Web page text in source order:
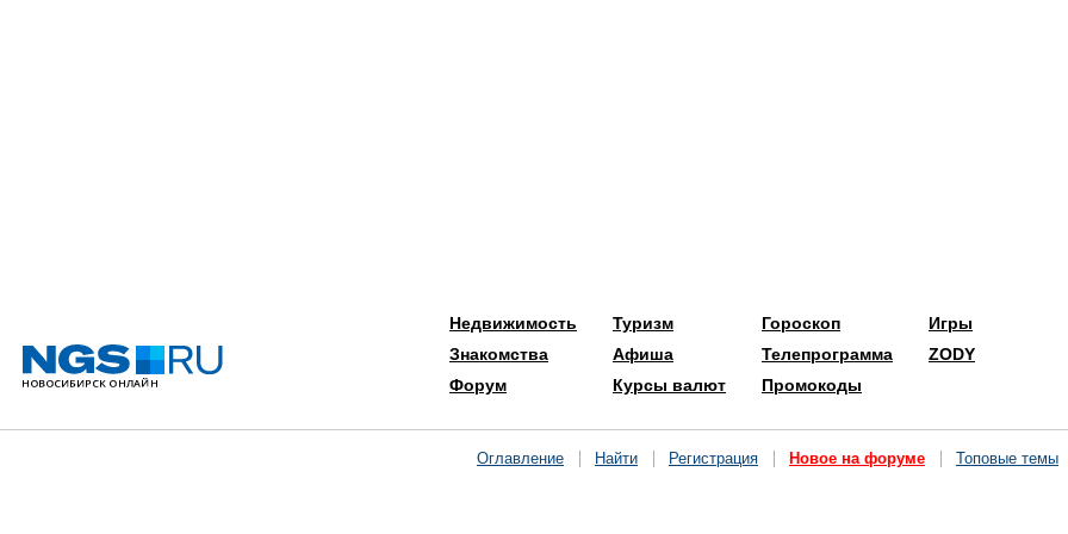
Недвижимость
Знакомства
Форум
Туризм
Афиша
Курсы валют
Гороскоп
Телепрограмма
Промокоды
Игры
ZODY
Оглавление Найти Регистрация Новое на форуме Топовые темы